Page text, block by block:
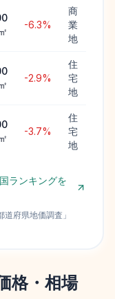
-6.3%
商
業
地
-2.9%
住
宅
地
-3.7%
住
宅
地
ランキングを
道府県地価調査 」
格・相場